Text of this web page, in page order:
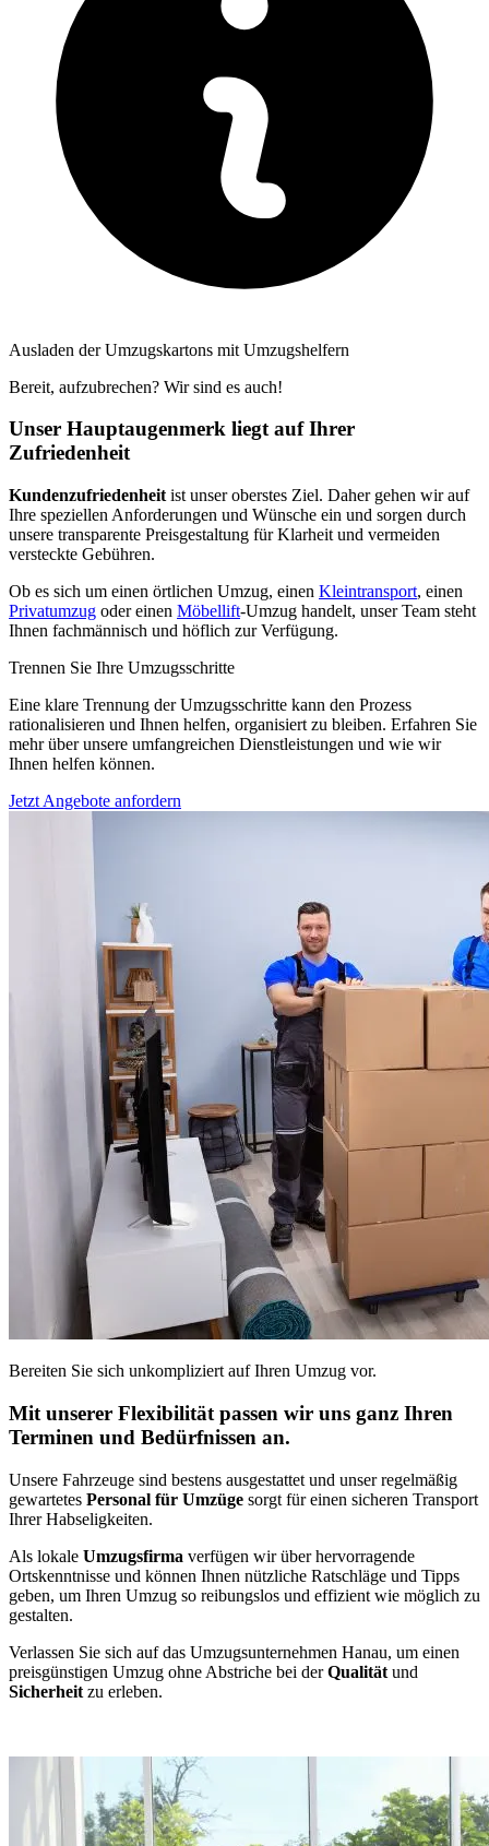
Ausladen der Umzugskartons mit Umzugshelfern
Bereit, aufzubrechen? Wir sind es auch!
Unser Hauptaugenmerk liegt auf Ihrer
Zufriedenheit
Kundenzufriedenheit ist unser oberstes Ziel. Daher gehen wir auf
Ihre speziellen Anforderungen und Wünsche ein und sorgen durch
unsere transparente Preisgestaltung für Klarheit und vermeiden
versteckte Gebühren.
Ob es sich um einen örtlichen Umzug, einen Kleintransport, einen
Privatumzug oder einen Möbellift-Umzug handelt, unser Team steht
Ihnen fachmännisch und höflich zur Verfügung.
Trennen Sie Ihre Umzugsschritte
Eine klare Trennung der Umzugsschritte kann den Prozess
rationalisieren und Ihnen helfen, organisiert zu bleiben. Erfahren Sie
mehr über unsere umfangreichen Dienstleistungen und wie wir
Ihnen helfen können.
Jetzt Angebote anfordern
Bereiten Sie sich unkompliziert auf Ihren Umzug vor.
Mit unserer Flexibilität passen wir uns ganz Ihren
Terminen und Bedürfnissen an.
Unsere Fahrzeuge sind bestens ausgestattet und unser regelmäßig
gewartetes Personal für Umzüge sorgt für einen sicheren Transport
Ihrer Habseligkeiten.
Als lokale Umzugsfirma verfügen wir über hervorragende
Ortskenntnisse und können Ihnen nützliche Ratschläge und Tipps
geben, um Ihren Umzug so reibungslos und effizient wie möglich zu
gestalten.
Verlassen Sie sich auf das Umzugsunternehmen Hanau, um einen
preisgünstigen Umzug ohne Abstriche bei derQualität und
Sicherheit zu erleben.